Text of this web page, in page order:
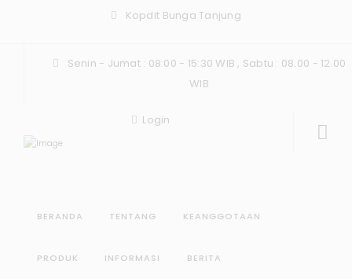
Kopdit Bunga Tanjung
Senin - Jumat : 08:00 - 15:30 WIB , Sabtu : 08.00 - 12.00
WIB
Login
BERANDA TENTANG KEANGGOTAAN
PRODUK INFORMASI BERITA